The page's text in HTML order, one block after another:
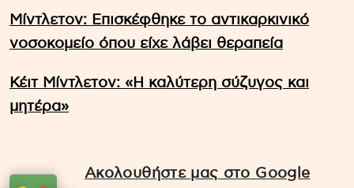
Μίντλετον: Επισκέφθηκε το αντικαρκινικό
νοσοκομείο όπου είχε λάβει θεραπεία
Κέιτ Μίντλετον: «Η καλύτερη σύζυγος και
μητέρα»
Ακολουθήστε μας στο Google